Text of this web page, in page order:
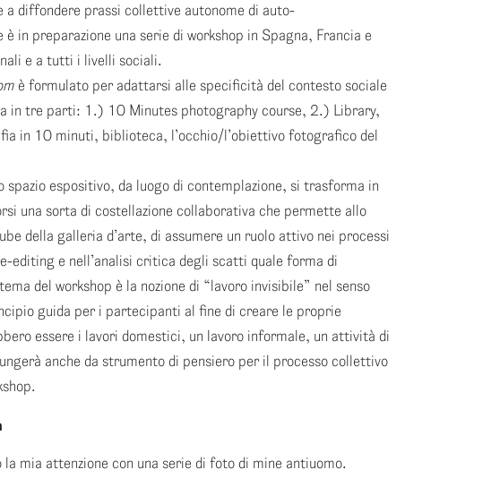
a diffondere prassi collettive autonome di auto-
in preparazione una serie di workshop in Spagna, Francia e
e a tutti i livelli sociali.
è formulato per adattarsi alle specificità del contesto sociale
in tre parti: 1.) 10 Minutes photography course, 2.) Library,
in 10 minuti, biblioteca, l’occhio/l’obiettivo fotografico del
espositivo, da luogo di contemplazione, si trasforma in
una sorta di costellazione collaborativa che permette allo
della galleria d’arte, di assumere un ruolo attivo nei processi
editing e nell’analisi critica degli scatti quale forma di
del workshop è la nozione di “lavoro invisibile” nel senso
guida per i partecipanti al fine di creare le proprie
essere i lavori domestici, un lavoro informale, un attività di
anche da strumento di pensiero per il processo collettivo
mia attenzione con una serie di foto di mine antiuomo.